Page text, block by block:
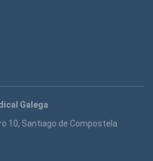
Galega
10, Santiago de Compostela